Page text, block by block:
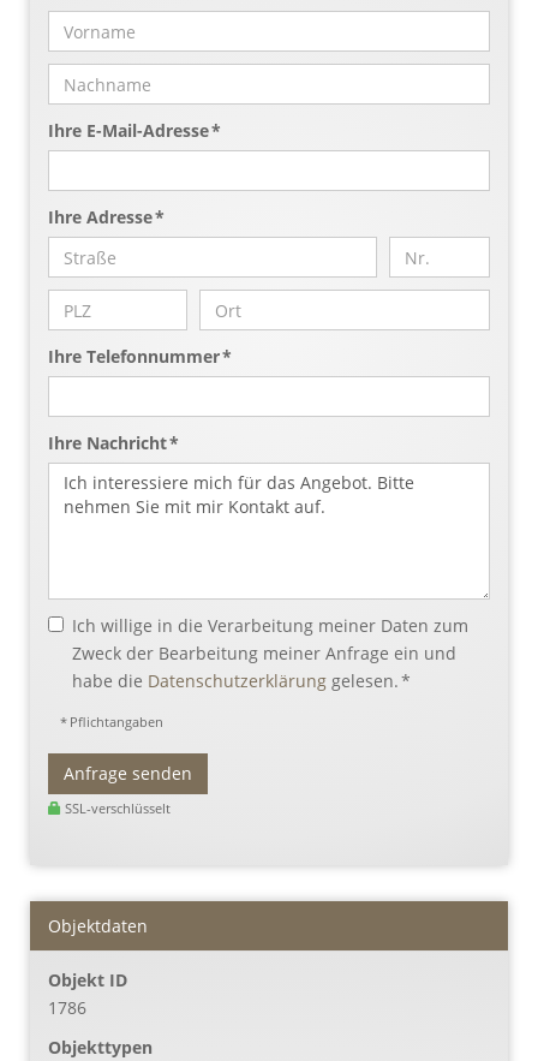
Ihre E-Mail-Adresse *
Ihre Adresse *
Ihre Telefonnummer *
Ihre Nachricht *
Ich willige in die Verarbeitung meiner Daten zum
Zweck der Bearbeitung meiner Anfrage ein und
habe die Datenschutzerklärung gelesen. *
* Pflichtangaben
Anfrage senden
SSL-verschlüsselt
Objektdaten
Objekt ID
1786
Objekttypen